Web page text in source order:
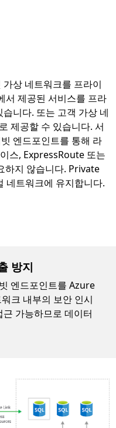
상 네트워크를 프라이
서 제공된 서비스를 프라
니다. 또는 고객 가상 네
제공할 수 있습니다. 서
엔드포인트를 통해 라
스, ExpressRoute 또는
하지 않습니다. Private
트워크에 유지합니다.
방지
엔드포인트를 Azure
크 내부의 보안 인시
가능하므로 데이터